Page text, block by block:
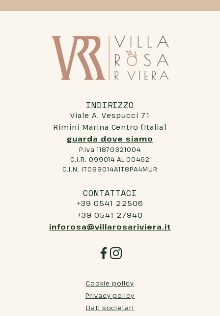
INDIRIZZO
Viale A. Vespucci 71
Rimini Marina Centro (Italia)
guarda dove siamo
P.iva 11870321004
C.I.R. 099014-AL-00462
C.I.N. IT099014A1T8PA4MUR
CONTATTACI
+39 0541 22506
+39 0541 27940
inforosa@villarosariviera.it
Cookie policy
Privacy policy
Dati societari